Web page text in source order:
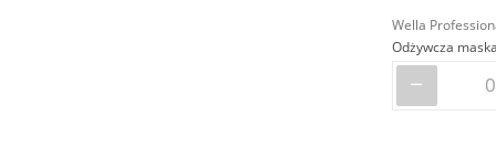
Wella
Odżywcza